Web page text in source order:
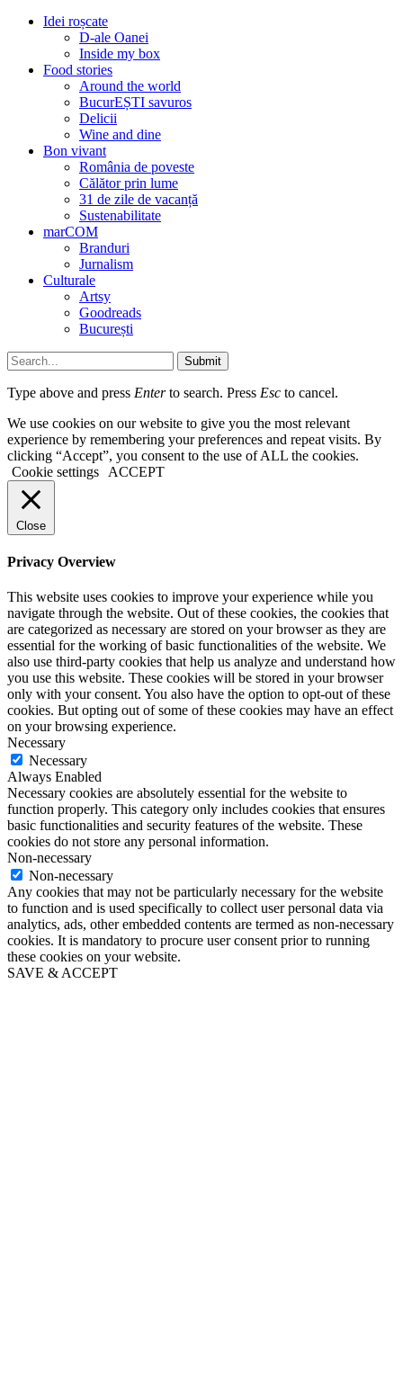
Idei roșcate
D-ale Oanei
Inside my box
Food stories
Around the world
BucurEȘTI savuros
Delicii
Wine and dine
Bon vivant
România de poveste
Călător prin lume
31 de zile de vacanță
Sustenabilitate
marCOM
Branduri
Jurnalism
Culturale
Artsy
Goodreads
București
Submit
Type above and press Enterto search. Press Esc to cancel.
We use cookies on our website to give you the most relevant
experience by remembering your preferences and repeat visits. By
clicking “Accept”, you consent to the use of ALL the cookies.
Cookie settings
ACCEPT
Close
Privacy Overview
This website uses cookies to improve your experience while you
navigate through the website. Out of these cookies, the cookies that
are categorized as necessary are stored on your browser as they are
essential for the working of basic functionalities of the website. We
also use third-party cookies that help us analyze and understand how
you use this website. These cookies will be stored in your browser
only with your consent. You also have the option to opt-out of these
cookies. But opting out of some of these cookies may have an effect
on your browsing experience.
Necessary
Necessary
Always Enabled
Necessary cookies are absolutely essential for the website to
function properly. This category only includes cookies that ensures
basic functionalities and security features of the website. These
cookies do not store any personal information.
Non-necessary
Non-necessary
Any cookies that may not be particularly necessary for the website
to function and is used specifically to collect user personal data via
analytics, ads, other embedded contents are termed as non-necessary
cookies. It is mandatory to procure user consent prior to running
these cookies on your website.
SAVE & ACCEPT